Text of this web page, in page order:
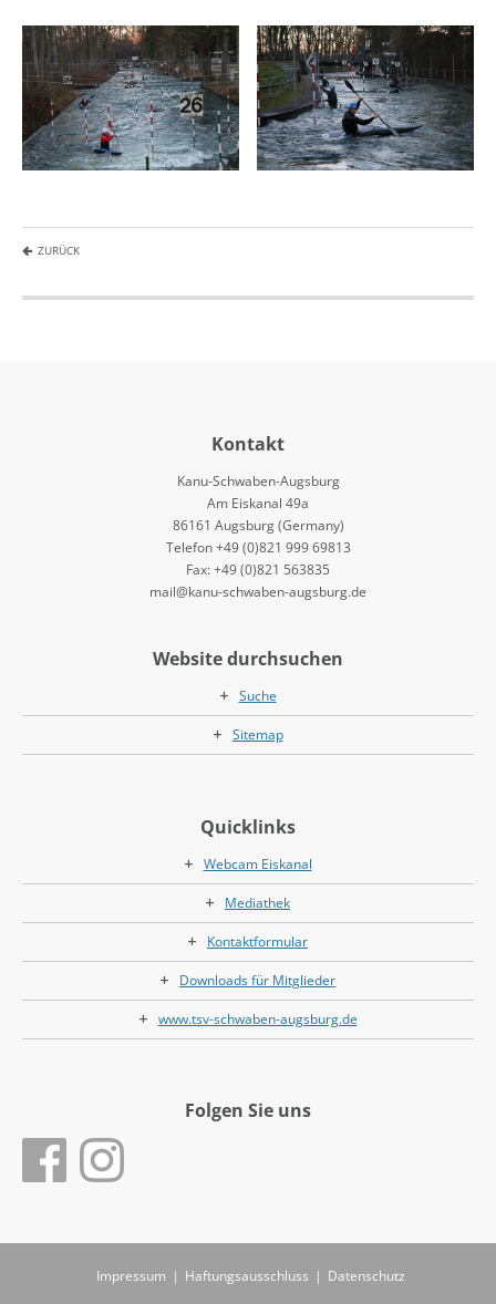
ZURÜCK
Kontakt
Kanu-Schwaben-Augsburg
Am Eiskanal 49a
86161 Augsburg (Germany)
Telefon +49 (0)821 999 69813
Fax: +49 (0)821 563835
mail@kanu-schwaben-augsburg.de
Website durchsuchen
Suche
Sitemap
Quicklinks
Webcam Eiskanal
Mediathek
Kontaktformular
Downloads für Mitglieder
www.tsv-schwaben-augsburg.de
Folgen Sie uns
Impressum | Haftungsausschluss | Datenschutz